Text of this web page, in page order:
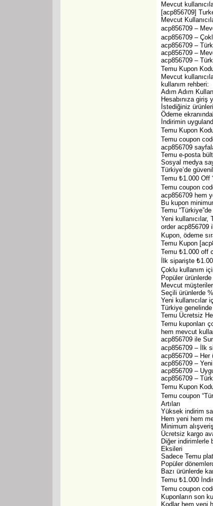
Mevcut
[acp856709]
Mevcut
acp856709 –
acp856709 –
acp856709 –
acp856709 –
acp856709 –
Temu Kupon
Mevcut
kullanım rehberi:
Adım Adım
Hesabınıza giriş
İstediğiniz
Ödeme
İndirimin
Temu Kupon
Temu coupon
acp856709
Temu e-posta
Sosyal medya
Türkiye’de
Temu ₺1.000 Off
Temu coupon
acp856709 hem
Bu kupon
Temu
Yeni
order acp856709
Kupon, ödeme
Temu Kupon
Temu ₺1.000 off
İlk siparişte
Çoklu kullanım
Popüler
Mevcut
Seçili ürünlerde
Yeni kullanıcılar
Türkiye
Temu Ücretsiz
Temu kuponları
hem mevcut
acp856709 ile
acp856709 – İlk
acp856709 – Her
acp856709 –
acp856709 –
acp856709 –
Temu Kupon
Temu coupon
Artıları
Yüksek indirim
Hem yeni hem
Minimum
Ücretsiz kargo
Diğer indirimlerle
Eksileri
Sadece Temu
Popüler
Bazı ürünlerde
Temu ₺1.000
Temu coupon
Kuponların son
Kodlar hem yeni